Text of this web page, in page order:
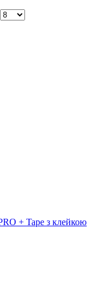
+ Tape з клейкою